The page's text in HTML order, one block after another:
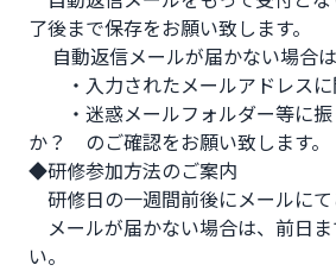
了後まで保存をお願い致します。
自動返信メールが届かない場合は
・入力されたメールアドレスに
・迷惑メールフォルダー等に振
か？　のご確認をお願い致します。
◆研修参加方法のご案内
研修日の一週間前後にメールにて
メールが届かない場合は、前日
い。